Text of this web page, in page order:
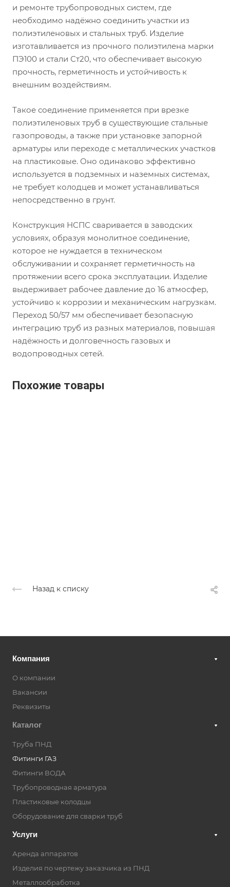
и ремонте трубопроводных систем, где
необходимо надёжно соединить участки из
полиэтиленовых и стальных труб. Изделие
изготавливается из прочного полиэтилена марки
ПЭ100 и стали Ст20, что обеспечивает высокую
прочность, герметичность и устойчивость к
внешним воздействиям.
Такое соединение применяется при врезке
полиэтиленовых труб в существующие стальные
газопроводы, а также при установке запорной
арматуры или переходе с металлических участков
на пластиковые. Оно одинаково эффективно
используется в подземных и наземных системах,
не требует колодцев и может устанавливаться
непосредственно в грунт.
Конструкция НСПС сваривается в заводских
условиях, образуя монолитное соединение,
которое не нуждается в техническом
обслуживании и сохраняет герметичность на
протяжении всего срока эксплуатации. Изделие
выдерживает рабочее давление до 16 атмосфер,
устойчиво к коррозии и механическим нагрузкам.
Переход 50/57 мм обеспечивает безопасную
интеграцию труб из разных материалов, повышая
надёжность и долговечность газовых и
водопроводных сетей.
Похожие товары
Назад к списку
Компания
О компании
Вакансии
Реквизиты
Каталог
Труба ПНД
Фитинги ГАЗ
Фитинги ВОДА
Трубопроводная арматура
Пластиковые колодцы
Оборудование для сварки труб
Услуги
Аренда аппаратов
Изделия по чертежу заказчика из ПНД
Металлообработка